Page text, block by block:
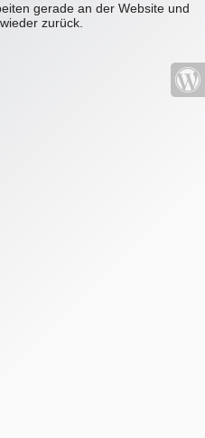
gerade an der Website und
zurück.